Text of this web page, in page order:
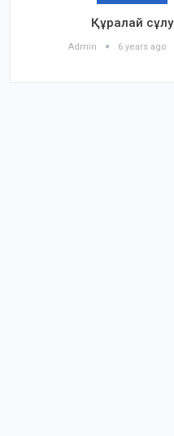
Құралай сұлу
Admin 6 years ago